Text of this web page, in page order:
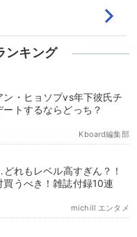
ンキング
ン・ヒョソプvs年下彼氏チ
トするならどっち？
Kboard編集部
れもレベル高すぎん？！
うべき！雑誌付録10連
michill エンタメ